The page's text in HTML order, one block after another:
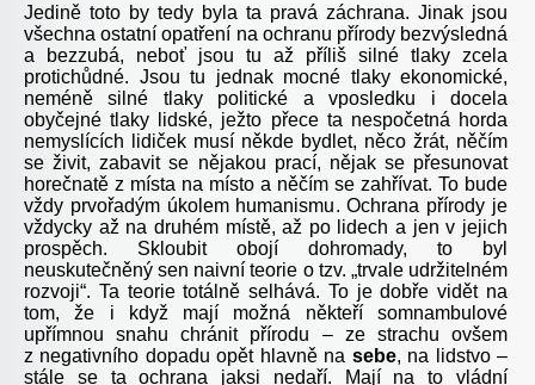
Jedině toto by tedy byla ta pravá záchrana. Jinak jsou
všechna ostatní opatření na ochranu přírody bezvýsledná
a bezzubá, neboť jsou tu až příliš silné tlaky zcela
protichůdné. Jsou tu jednak mocné tlaky ekonomické,
neméně silné tlaky politické a vposledku i docela
obyčejné tlaky lidské, ježto přece ta nespočetná horda
nemyslících lidiček musí někde bydlet, něco žrát, něčím
se živit, zabavit se nějakou prací, nějak se přesunovat
horečnatě z místa na místo a něčím se zahřívat. To bude
vždy prvořadým úkolem humanismu. Ochrana přírody je
vždycky až na druhém místě, až po lidech a jen v jejich
prospěch. Skloubit obojí dohromady, to byl
neuskutečněný sen naivní teorie o tzv. „trvale udržitelném
rozvoji“. Ta teorie totálně selhává. To je dobře vidět na
tom, že i když mají možná někteří somnambulové
upřímnou snahu chránit přírodu – ze strachu ovšem
z negativního dopadu opět hlavně na sebe, na lidstvo –
stále se ta ochrana jaksi nedaří. Mají na to vládní